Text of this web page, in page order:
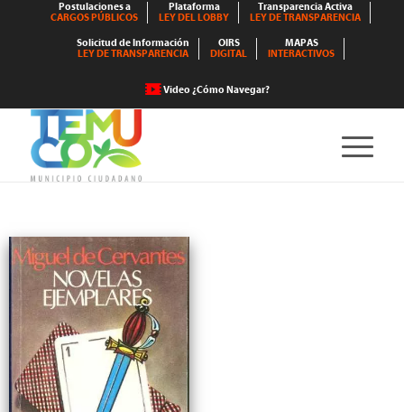
Postulaciones a
CARGOS PÚBLICOS
Plataforma
LEY DEL LOBBY
Transparencia Activa
LEY DE TRANSPARENCIA
Solicitud de Información
LEY DE TRANSPARENCIA
OIRS
DIGITAL
MAPAS
INTERACTIVOS
Video ¿Cómo Navegar?